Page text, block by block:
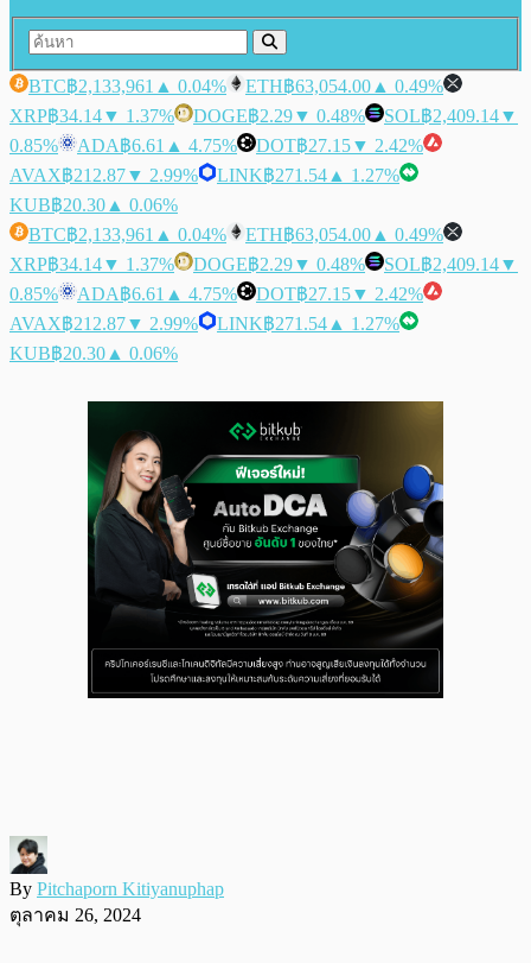
BTC฿2,133,961 ▲ 0.04% ETH฿63,054.00 ▲ 0.49%
XRP฿34.14▼ 1.37% DOGE฿2.29▼ 0.48% SOL฿2,409.14▼
0.85%
ADA฿6.61 ▲ 4.75% DOT฿27.15▼ 2.42%
AVAX฿212.87▼ 2.99% LINK฿271.54 ▲ 1.27%
KUB฿20.30 ▲ 0.06%
BTC฿2,133,961 ▲ 0.04% ETH฿63,054.00 ▲ 0.49%
XRP฿34.14▼ 1.37% DOGE฿2.29▼ 0.48% SOL฿2,409.14▼
0.85%
ADA฿6.61 ▲ 4.75% DOT฿27.15▼ 2.42%
AVAX฿212.87▼ 2.99% LINK฿271.54 ▲ 1.27%
KUB฿20.30 ▲ 0.06%
By Pitchaporn Kitiyanuphap
ตุลาคม 26, 2024